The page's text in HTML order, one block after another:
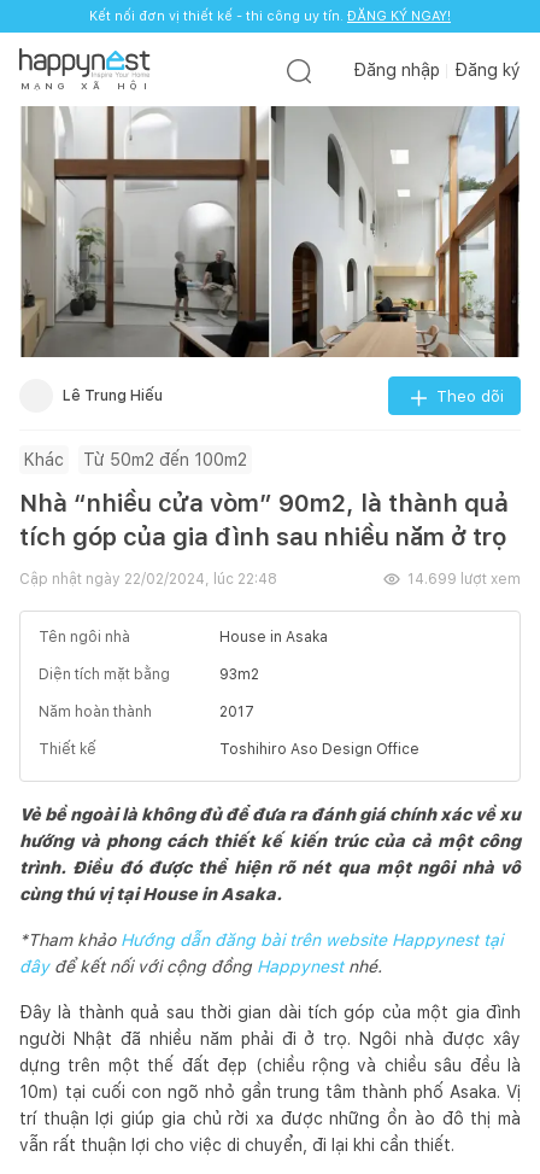
Kết nối đơn vị thiết kế - thi công uy tín. ĐĂNG KÝ NGAY!
M Ạ N G X Ã H Ộ I
Đăng nhập Đăng ký
Lê Trung Hiếu Theo dõi
Khác Từ 50m2 đến 100m2
Nhà “nhiều cửa vòm” 90m2, là thành quả
tích góp của gia đình sau nhiều năm ở trọ
Cập nhật ngày 22/02/2024, lúc 22:48 14.699 lượt xem
Tên ngôi nhà House in Asaka
Diện tích mặt bằng 93m2
Năm hoàn thành 2017
Thiết kế Toshihiro Aso Design Office
Vẻ bề ngoài là không đủ để đưa ra đánh giá chính xác về xu
hướng và phong cách thiết kế kiến trúc của cả một công
trình. Điều đó được thể hiện rõ nét qua một ngôi nhà vô
cùng thú vị tại House in Asaka.
*Tham khảo Hướng dẫn đăng bài trên website Happynest tại
đâyđể kết nối với cộng đồng Happynest nhé.
Đây là thành quả sau thời gian dài tích góp của một gia đình
người Nhật đã nhiều năm phải đi ở trọ. Ngôi nhà được xây
dựng trên một thế đất đẹp (chiều rộng và chiều sâu đều là
10m) tại cuối con ngõ nhỏ gần trung tâm thành phố Asaka. Vị
trí thuận lợi giúp gia chủ rời xa được những ồn ào đô thị mà
vẫn rất thuận lợi cho việc di chuyển, đi lại khi cần thiết.